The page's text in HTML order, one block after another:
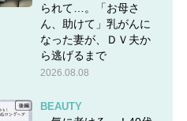
られて…。「お母さ
ん、助けて」乳がんに
なった妻が、ＤＶ夫か
ら逃げるまで
2026.08.08
BEAUTY